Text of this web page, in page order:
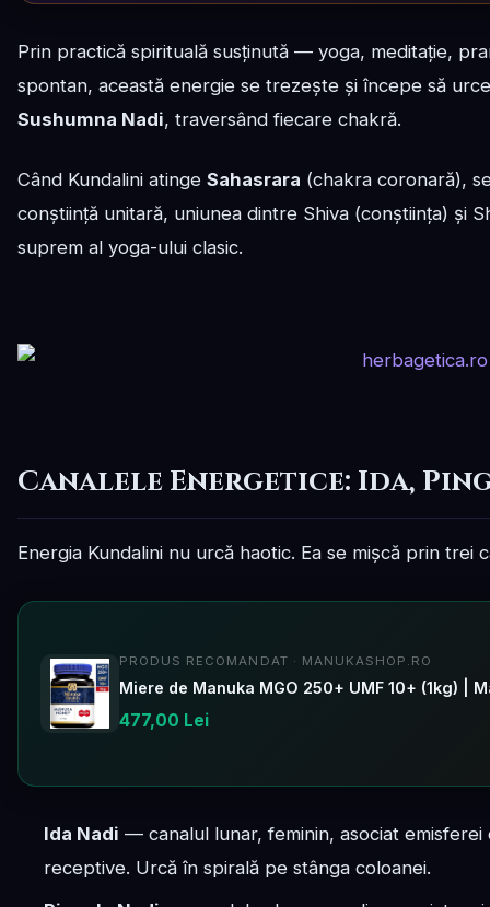
Prin practică spirituală susținută — yoga, meditație,
spontan, această energie se trezește și începe să
Sushumna Nadi, traversând fiecare chakră.
Când Kundalini atinge Sahasrara (chakra coronară),
conștiință unitară, uniunea dintre Shiva (conștiința) și
suprem al yoga-ului clasic.
Canalele Energetice: Ida,
Energia Kundalini nu urcă haotic. Ea se mișcă prin trei
PRODUS RECOMANDAT · MANUKASHOP.RO
Miere de Manuka MGO 250+ UMF 10+ (1kg) |
477,00 Lei
Ida Nadi — canalul lunar, feminin, asociat
receptive. Urcă în spirală pe stânga coloanei.